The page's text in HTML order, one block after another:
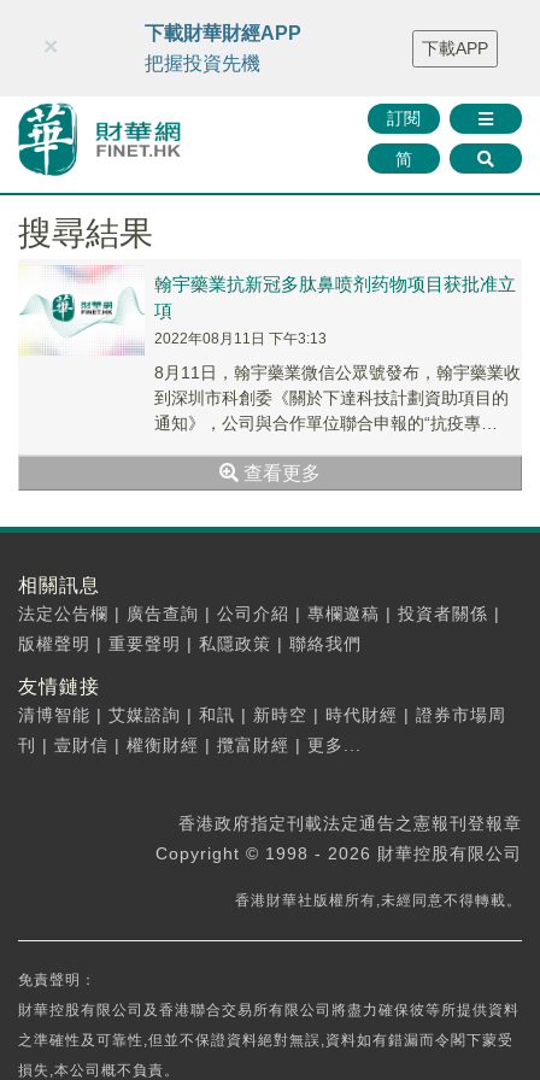
財華智庫網 FINTV FINMETA 財華證券 媒體矩陣
智庫沙龍
聯絡我們
訂閱
简
×
下載財華財經APP
把握投資先機
下載APP
搜尋結果
翰宇藥業抗新冠多肽鼻喷剂药物项目获批准立
項
2022年08月11日 下午3:13
8月11日，翰宇藥業微信公眾號發布，翰宇藥業收
到深圳市科創委《關於下達科技計劃資助項目的
通知》，公司與合作單位聯合申報的“抗疫專
查看更多
相關訊息
法定公告欄 | 廣告查詢 | 公司介紹 | 專欄邀稿 | 投資者關係 |
版權聲明 | 重要聲明 | 私隱政策 | 聯絡我們
友情鏈接
清博智能 | 艾媒諮詢 | 和訊 | 新時空 | 時代財經 | 證券市場周
刊
| 壹財信 | 權衡財經 | 攬富財經 | 更多...
香港政府指定刊載法定通告之憲報刊登報章
Copyright © 1998 - 2026 財華控股有限公司
香港財華社版權所有,未經同意不得轉載。
免責聲明：
財華控股有限公司及香港聯合交易所有限公司將盡力確保彼等所提供資料
之準確性及可靠性,但並不保證資料絕對無誤,資料如有錯漏而令閣下蒙受
損失,本公司概不負責。